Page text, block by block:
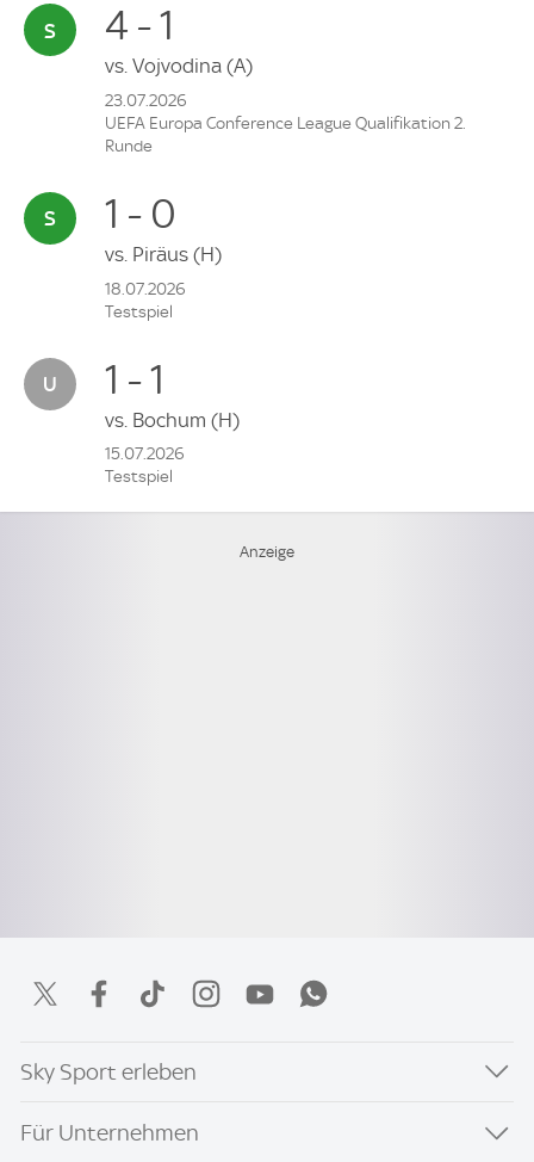
4 - 1
vs. Vojvodina (A)
23.07.2026
UEFA Europa Conference League Qualifikation 2.
Runde
1 - 0
vs. Piräus (H)
18.07.2026
Testspiel
1 - 1
vs. Bochum (H)
15.07.2026
Testspiel
Sky Sport erleben
Für Unternehmen